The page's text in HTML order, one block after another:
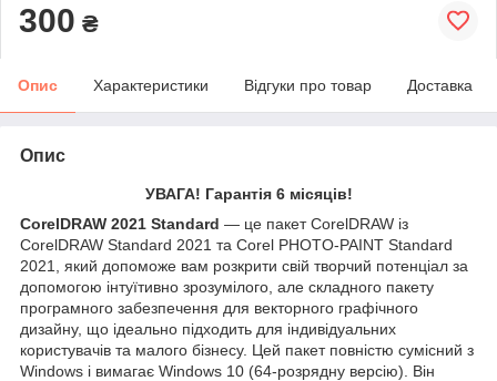
300 ₴
Опис Характеристики Відгуки про товар Доставка
Опис
УВАГА! Гарантія 6 місяців!
CorelDRAW 2021 Standard — це пакет CorelDRAW із
CorelDRAW Standard 2021 та Corel PHOTO-PAINT Standard
2021, який допоможе вам розкрити свій творчий потенціал за
допомогою інтуїтивно зрозумілого, але складного пакету
програмного забезпечення для векторного графічного
дизайну, що ідеально підходить для індивідуальних
користувачів та малого бізнесу. Цей пакет повністю сумісний з
Windows і вимагає Windows 10 (64-розрядну версію). Він